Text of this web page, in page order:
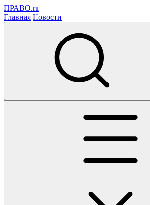
ПРАВО.ru
Главная Новости